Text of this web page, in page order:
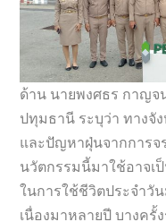
ด้าน นายพงศธร กาญจ
ปทุมธานี ระบุว่า ทางจั
และปัญหาฝุ่นจากการจ
นวัตกรรมนี้มาใช้อาจเ
ในการใช้ชีวิตประจำวั
เนื่องมาหลายปี บางครั้